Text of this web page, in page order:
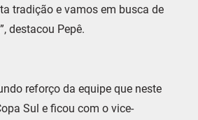
tradição e vamos em busca de
destacou Pepê.
reforço da equipe que neste
Sul e ficou com o vice-